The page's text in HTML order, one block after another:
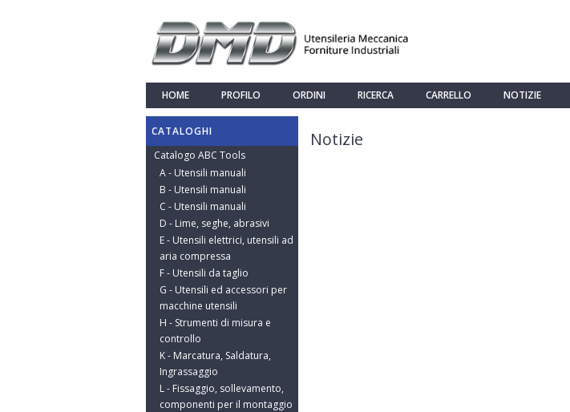
HOME PROFILO ORDINI RICERCA CARRELLO NOTIZIE
CATALOGHI
Catalogo ABC Tools
A - Utensili manuali
B - Utensili manuali
C - Utensili manuali
D - Lime, seghe, abrasivi
E - Utensili elettrici, utensili ad
aria compressa
F - Utensili da taglio
G - Utensili ed accessori per
macchine utensili
H - Strumenti di misura e
controllo
K - Marcatura, Saldatura,
Ingrassaggio
L - Fissaggio, sollevamento,
componenti per il montaggio
Notizie